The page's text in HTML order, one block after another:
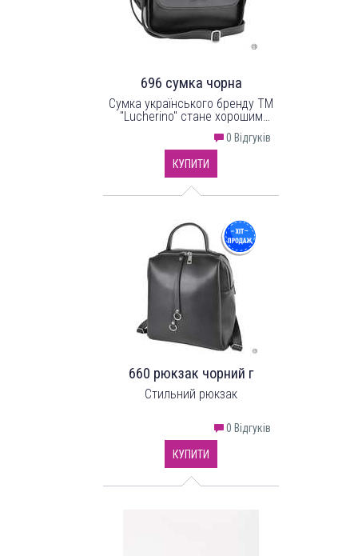
696 сумка чорна
Сумка українського бренду ТМ
"Lucherino" стане хорошим
Невелика жіноча сумочка
виготовлена з високоякісного
шкірзамінника та якісної
надійної фурнітури в кольорі -
нікель. Одне відділення з
0 Відгуків
КУПИТИ
660 рюкзак чорний г
Стильний рюкзак
0 Відгуків
КУПИТИ